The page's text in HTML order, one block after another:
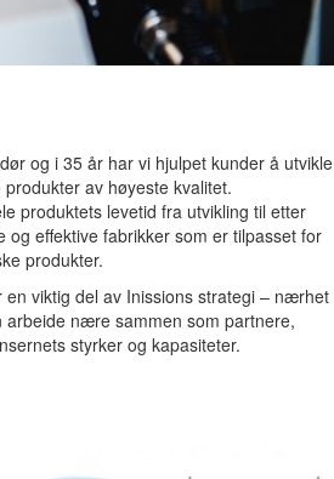
og i 35 år har vi hjulpet kunder å utvikle
av høyeste kvalitet.
produktets levetid fra utvikling til etter
effektive fabrikker som er tilpasset for
produkter.
viktig del av Inissions strategi – nærhet
nære sammen som partnere,
styrker og kapasiteter.